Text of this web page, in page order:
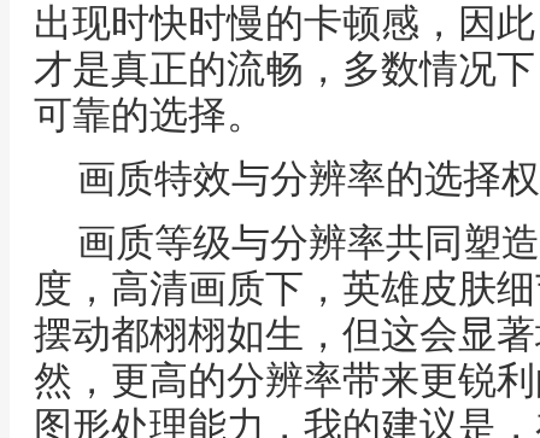
出现时快时慢的卡顿感，因
才是真正的流畅，多数情况
可靠的选择。
画质特效与分辨率的选择
画质等级与分辨率共同塑
度，高清画质下，英雄皮肤
摆动都栩栩如生，但这会显
然，更高的分辨率带来更锐
图形处理能力，我的建议是